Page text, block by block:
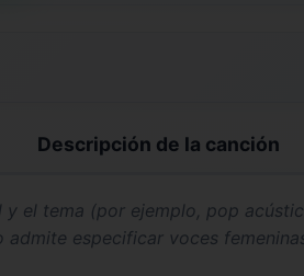
Descripción de la canción